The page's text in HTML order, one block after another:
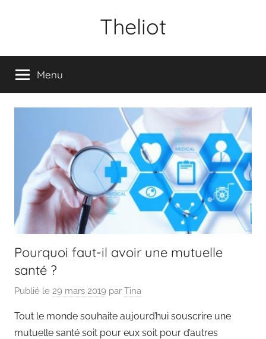
Theliot
Menu
Pourquoi faut-il avoir une mutuelle
santé ?
Publié le 29 mars 2019 par Tina
Tout le monde souhaite aujourd’hui souscrire une
mutuelle santé soit pour eux soit pour d’autres